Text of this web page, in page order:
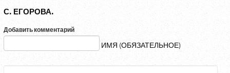
С. ЕГОРОВА.
Добавить комментарий
ИМЯ (ОБЯЗАТЕЛЬНОЕ)